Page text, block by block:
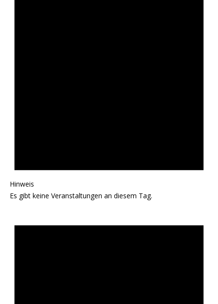
Hinweis
Es gibt keine Veranstaltungen an diesem Tag.